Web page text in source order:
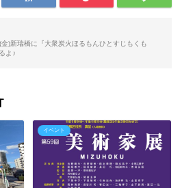
)新瑞橋に『大衆炭火ほるもんひとすじもくも
よ♪
イベント